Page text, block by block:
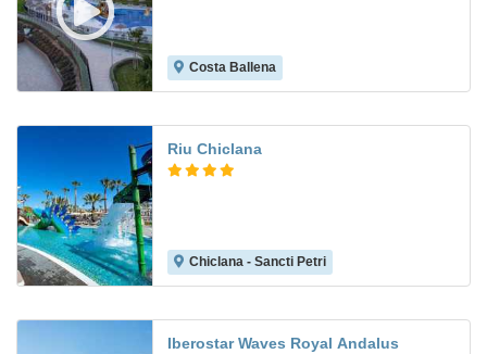
Costa Ballena
Riu Chiclana
Chiclana - Sancti Petri
Iberostar Waves Royal Andalus